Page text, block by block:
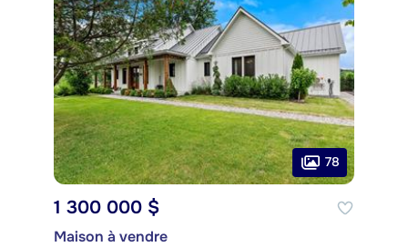
78
1 300 000 $
Maison à vendre